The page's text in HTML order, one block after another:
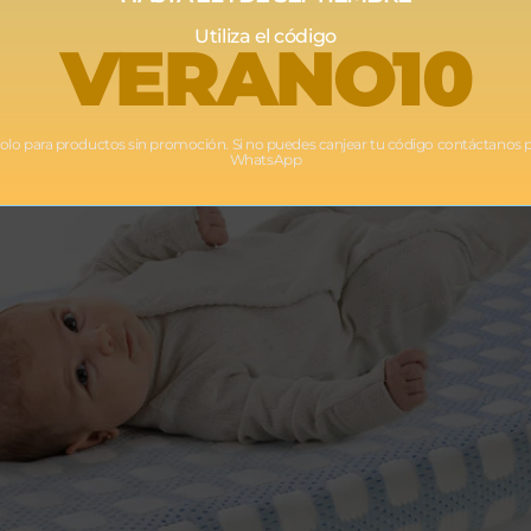
Utiliza el código
VERANO10
para productos sin promoción. Si no puedes canjear tu código contáctanos
WhatsApp